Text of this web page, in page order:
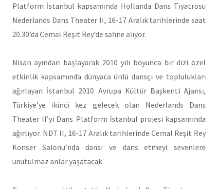
Platform İstanbul kapsamında Hollanda Dans Tiyatrosu
Nederlands Dans Theater II, 16-17 Aralık tarihlerinde saat
20.30’da Cemal Reşit Rey’de sahne alıyor.
Nisan ayından başlayarak 2010 yılı boyunca bir dizi özel
etkinlik kapsamında dünyaca ünlü dansçı ve toplulukları
ağırlayan İstanbul 2010 Avrupa Kültür Başkenti Ajansı,
Türkiye’ye ikinci kez gelecek olan Nederlands Dans
Theater II’yi Dans Platform İstanbul projesi kapsamında
ağırlıyor. NDT II, 16-17 Aralık tarihlerinde Cemal Reşit Rey
Konser Salonu’nda dansı ve dans etmeyi sevenlere
unutulmaz anlar yaşatacak.